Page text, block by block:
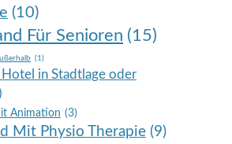
(10)
Für Senioren (15)
(1)
Hotel in Stadtlage oder
Animation (3)
Mit Physio Therapie (9)